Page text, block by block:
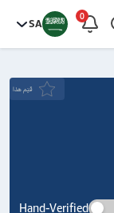
0
SA
قيَم هذا
Hand-Verified